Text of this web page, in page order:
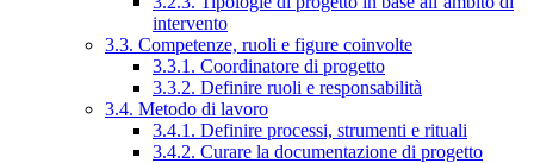
intervento
3.3. Competenze, ruoli e figure coinvolte
3.3.1. Coordinatore di progetto
3.3.2. Definire ruoli e responsabilità
3.4. Metodo di lavoro
3.4.1. Definire processi, strumenti e rituali
3.4.2. Curare la documentazione di progetto